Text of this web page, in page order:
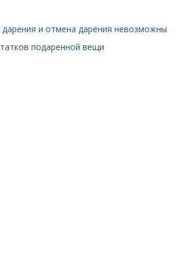
и отмена дарения невозможны
подаренной вещи